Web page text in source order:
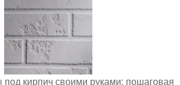
под кирпич своими руками: пошаговая